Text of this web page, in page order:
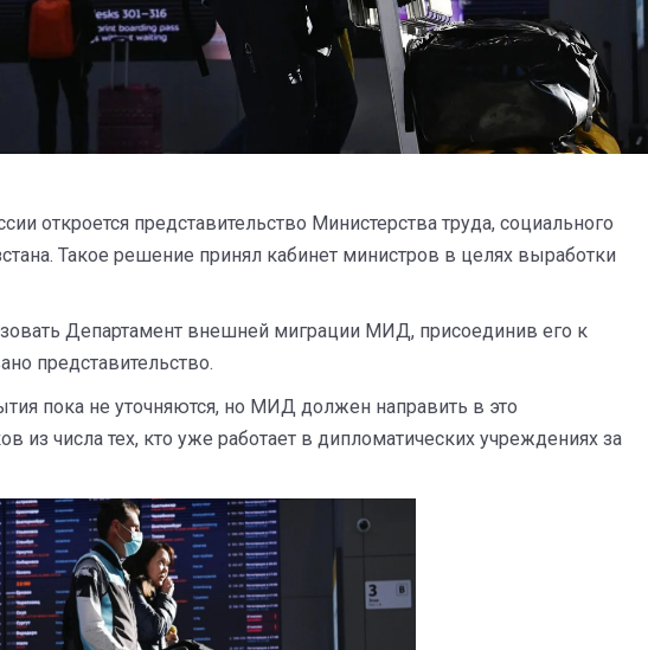
откроется представительство Министерства труда, социального
Такое решение принял кабинет министров в целях выработки
Департамент внешней миграции МИД, присоединив его к
представительство.
пока не уточняются, но МИД должен направить в это
из числа тех, кто уже работает в дипломатических учреждениях за